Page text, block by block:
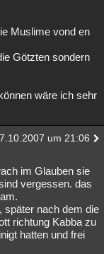
Muslime vond en
Götzten sondern
wäre ich sehr
um 21:06
im Glauben sie
vergessen. das
später nach dem die
richtung Kabba zu
hatten und frei